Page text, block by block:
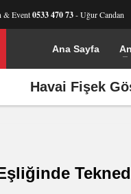
& Event0533 470 73- Uğur Candan
Ana Sayfa
Havai Fişek